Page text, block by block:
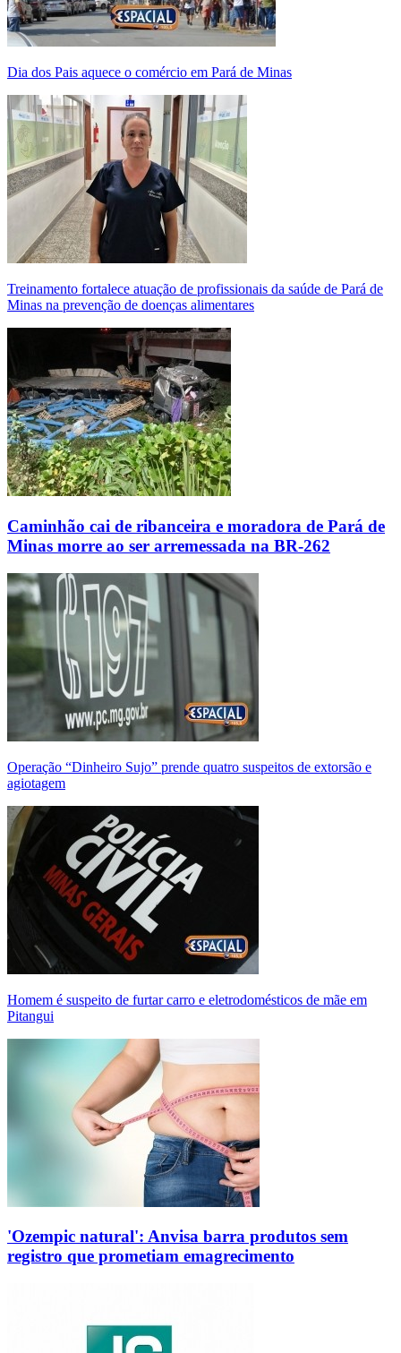
Dia dos Pais aquece o comércio em Pará de Minas
Treinamento fortalece atuação de profissionais da saúde de Pará de
Minas na prevenção de doenças alimentares
Caminhão cai de ribanceira e moradora de Pará de
Minas morre ao ser arremessada na BR-262
Operação “Dinheiro Sujo” prende quatro suspeitos de extorsão e
agiotagem
Homem é suspeito de furtar carro e eletrodomésticos de mãe em
Pitangui
'Ozempic natural': Anvisa barra produtos sem
registro que prometiam emagrecimento